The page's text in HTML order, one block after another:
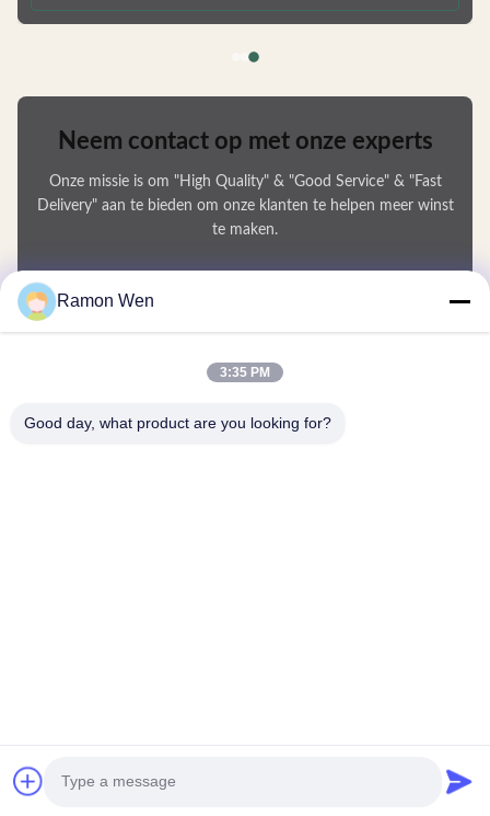
pricing Custom colors and logos available Compatible with lotion pumps,
spray pumps, and screw caps Matte and shiny finish options
Neem contact op met onze experts
Onze missie is om "High Quality" & "Good Service" & "Fast
Delivery" aan te bieden om onze klanten te helpen meer winst
te maken.
Uw Naam
© 2026 Guangzhou Gaopin Plastic Products Co., Ltd.. All Rights Reserved.
Ramon Wen
3:35 PM
Good day, what product are you looking for?